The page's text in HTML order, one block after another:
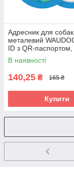
Адресник для собак
металевий
ID з QR-
"Градієнт
В наявності
140,25 ₴ 165 ₴
Купити